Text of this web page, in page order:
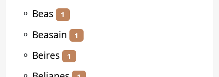
⚬ Beas 1
⚬ Beasain 1
⚬ Beires 1